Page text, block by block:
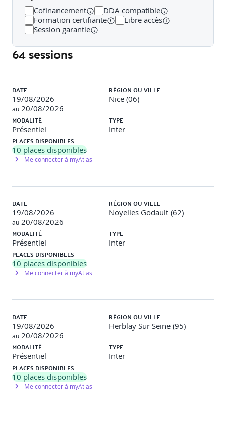
fois efficaces, engageants et ludiques ;
Concevoir et animer des ateliers ou des campagnes
internes sur des sujets liés à la santé et à la sécurité
(ergonomie, prévention incendie, risques routiers, etc.) ;
Sensibiliser mes collaborateurs de manière concrète
et participative ;
Les points clés suivants devront être maîtrisées à
l’issue :
Positionnement & rôle :
Expliquer clairement où se situe le relais prévention
Maîtrise réglementaire :
Lister les obligations clés (articles L. 4121-1 à 5,
DUERP, droit d’alerte, etc.).
Décrire la responsabilité de chacun en cas d’accident
ou de non-conformité.
Analyse de risque terrain :
l’information dans un outil digital.
Communication & animation :
Formuler, en deux minutes, un message sécurité clair
Conduire une causerie participative de dix minutes
devant l’équipe.
Cofinancement
DDA compatible
Formation certifiante
Libre accès
Session garantie
64 sessions
DATE
19/08/2026
au 20/08/2026
RÉGION OU VILLE
Nice (06)
MODALITÉ
Présentiel
TYPE
Inter
PLACES DISPONIBLES
10 places disponibles
Me connecter à myAtlas
DATE
19/08/2026
au 20/08/2026
RÉGION OU VILLE
Noyelles Godault (62)
MODALITÉ
Présentiel
TYPE
Inter
PLACES DISPONIBLES
10 places disponibles
Me connecter à myAtlas
DATE
19/08/2026
au 20/08/2026
RÉGION OU VILLE
Herblay Sur Seine (95)
MODALITÉ
Présentiel
TYPE
Inter
PLACES DISPONIBLES
10 places disponibles
Me connecter à myAtlas